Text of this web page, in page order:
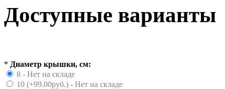
Доступные варианты
* Диаметр крышки, см:
8 - Нет на складе
10 (+99.00руб.) - Нет на складе